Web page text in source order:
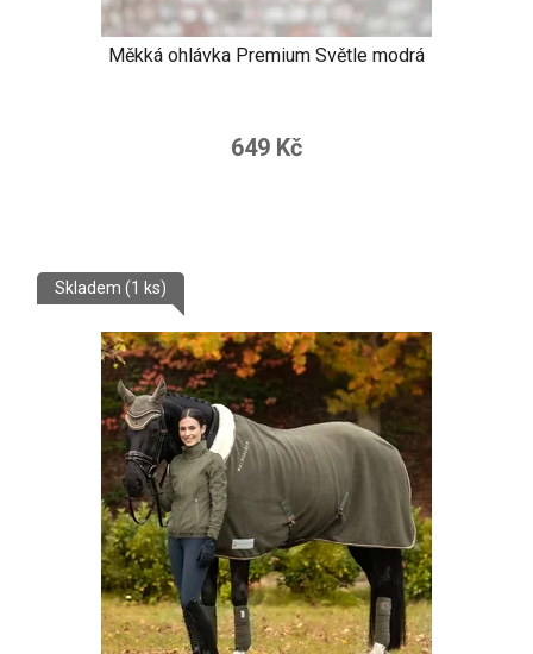
Měkká ohlávka Premium Světle modrá
649 Kč
Skladem (1 ks)